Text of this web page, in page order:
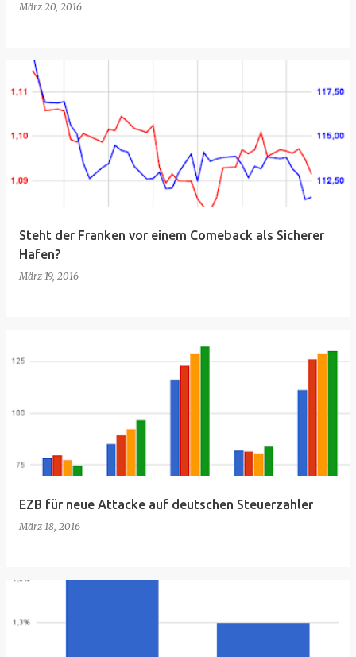
März 20, 2016
Steht der Franken vor einem Comeback als Sicherer
Hafen?
März 19, 2016
EZB für neue Attacke auf deutschen Steuerzahler
März 18, 2016